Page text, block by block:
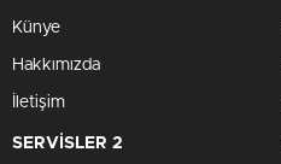
Künye
Hakkımızda
İletişim
SERVİSLER 2